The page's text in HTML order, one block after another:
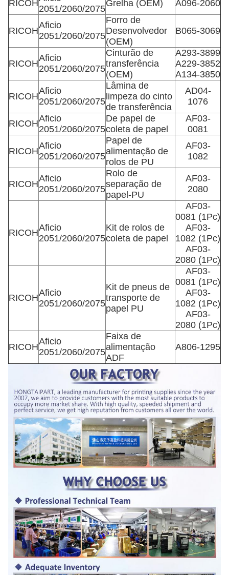
RICOH
2051/2060/2075
Grelha (OEM) A096-2060
RICOH
Aficio
2051/2060/2075
Forro de
Desenvolvedor
(OEM)
B065-3069
RICOH
Aficio
2051/2060/2075
Cinturão de
transferência
(OEM)
A293-3899
A229-3852
A134-3850
RICOH
Aficio
2051/2060/2075
Lâmina de
limpeza do cinto
de transferência
AD04-
1076
RICOHAficio
2051/2060/2075
De papel de
coleta de papel
AF03-
0081
RICOH
Aficio
2051/2060/2075
Papel de
alimentação de
rolos de PU
AF03-
1082
RICOH
Aficio
2051/2060/2075
Rolo de
separação de
papel-PU
AF03-
2080
RICOHAficio
2051/2060/2075
Kit de rolos de
coleta de papel
AF03-
0081 (1Pc)
AF03-
1082 (1Pc)
AF03-
2080 (1Pc)
RICOHAficio
2051/2060/2075
Kit de pneus de
transporte de
papel PU
AF03-
0081 (1Pc)
AF03-
1082 (1Pc)
AF03-
2080 (1Pc)
RICOH
Aficio
2051/2060/2075
Faixa de
alimentação
ADF
A806-1295